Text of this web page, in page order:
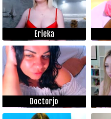
Erieka
Doctorjo